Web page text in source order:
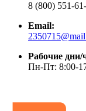
8 (800) 551-
Email:
Рабочие дни/
Пн-Пт: 8:00-